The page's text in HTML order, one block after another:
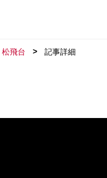
松飛台 > 記事詳細